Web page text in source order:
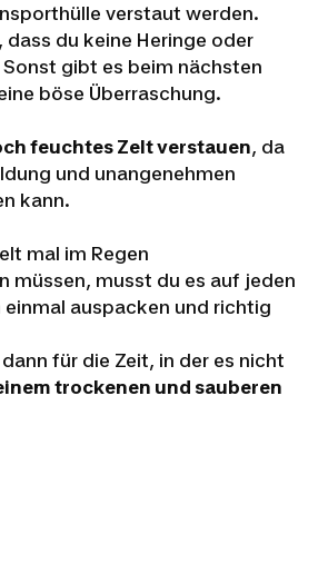
verstaut werden.
du keine Heringe oder
gibt es beim nächsten
böse Überraschung.
feuchtes Zelt verstauen, da
und unangenehmen
kann.
mal im Regen
müssen, musst du es auf jeden
einmal auspacken und richtig
für die Zeit, in der es nicht
trockenen und sauberen